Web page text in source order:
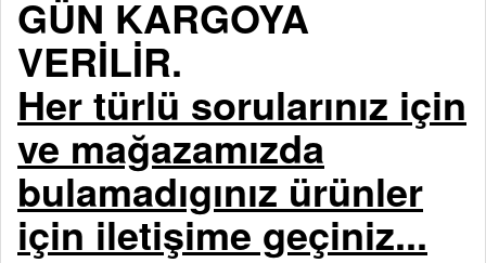
GÜN KARGOYA
VERİLİR.
Her türlü sorularınız için
ve mağazamızda
bulamadıgınız ürünler
için iletişime geçiniz...